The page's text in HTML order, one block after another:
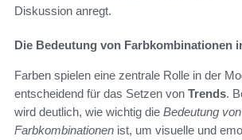
Diskussion anregt.
Die Bedeutung von Farbkombinationen
Farben spielen eine zentrale Rolle in der
entscheidend für das Setzen von Trends.
wird deutlich, wie wichtig die Bedeutung von
Farbkombinationen ist, um visuelle und